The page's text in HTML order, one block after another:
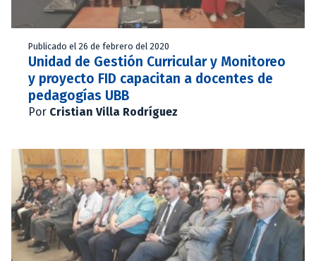
Publicado el 26 de febrero del 2020
Unidad de Gestión Curricular y Monitoreo
y proyecto FID capacitan a docentes de
pedagogías UBB
Por Cristian Villa Rodríguez